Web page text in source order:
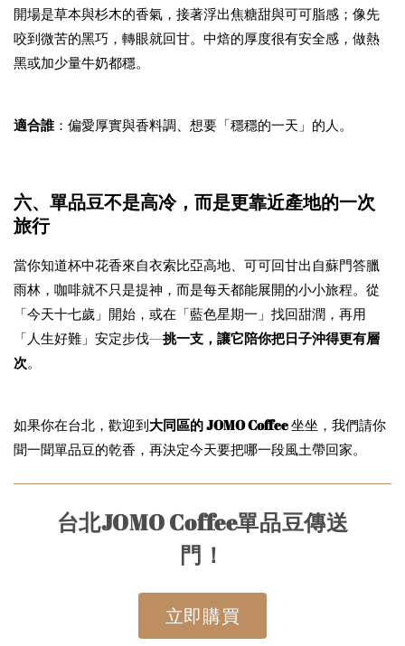
開場是草本與杉木的香氣，接著浮出焦糖甜與可可脂感；像先
咬到微苦的黑巧，轉眼就回甘。中焙的厚度很有安全感，做熱
黑或加少量牛奶都穩。
適合誰 ：偏愛厚實與香料調、想要「穩穩的一天」的人。
六、單品豆不是高冷，而是更靠近產地的一次
旅行
當你知道杯中花香來自衣索比亞高地、可可回甘出自蘇門答臘
雨林，咖啡就不只是提神，而是每天都能展開的小小旅程。從
「今天十七歲」開始，或在「藍色星期一」找回甜潤，再用
「人生好難」安定步伐—挑一支，讓它陪你把日子沖得更有層
次。
如果你在台北，歡迎到大同區的 JOMO Coffee坐坐，我們請你
聞一聞單品豆的乾香，再決定今天要把哪一段風土帶回家。
台北JOMO Coffee單品豆傳送
門！
立即購買